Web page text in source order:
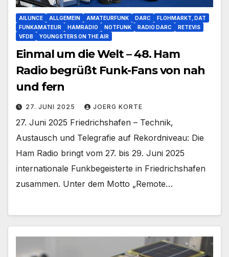
AILUNCE ALLGEMEIN AMATEURFUNK DARC
FLOHMARKT, DAT
FUNKAMATEUR
HAMRADIO NOTFUNK RADIO DARC
RETEVIS
VFDB
YOUNGSTERS ON THE AIR
Einmal um die Welt – 48. Ham
Radio begrüßt Funk-Fans von nah
und fern
27. JUNI 2025 JOERG KORTE
27. Juni 2025 Friedrichshafen – Technik,
Austausch und Telegrafie auf Rekordniveau: Die
Ham Radio bringt vom 27. bis 29. Juni 2025
internationale Funkbegeisterte in Friedrichshafen
zusammen. Unter dem Motto „Remote…